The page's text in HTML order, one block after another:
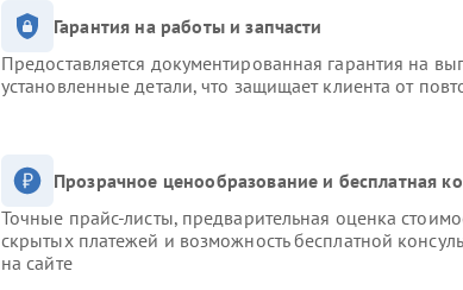
Гарантия на работы и запчасти
Предоставляется документированная гарантия на
установленные детали, что защищает клиента от
Прозрачное ценообразование и бесплатная
Точные прайс-листы, предварительная оценка
скрытых платежей и возможность бесплатной
на сайте